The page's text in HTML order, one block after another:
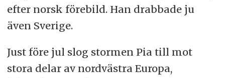
efter norsk förebild. Han drabbade ju
även Sverige.
Just före jul slog stormen Pia till mot
stora delar av nordvästra Europa,